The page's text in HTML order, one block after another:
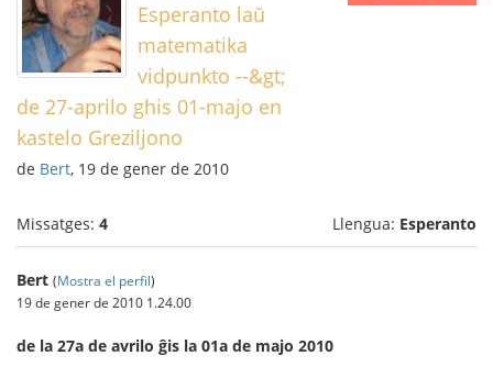
Esperanto laŭ
matematika
vidpunkto --&gt;
de 27-aprilo ghis 01-majo en
kastelo Greziljono
de Bert, 19 de gener de 2010
Missatges: 4 Llengua: Esperanto
Bert (Mostra el perfil)
19 de gener de 2010 1.24.00
de la 27a de avrilo ĝis la 01a de majo 2010